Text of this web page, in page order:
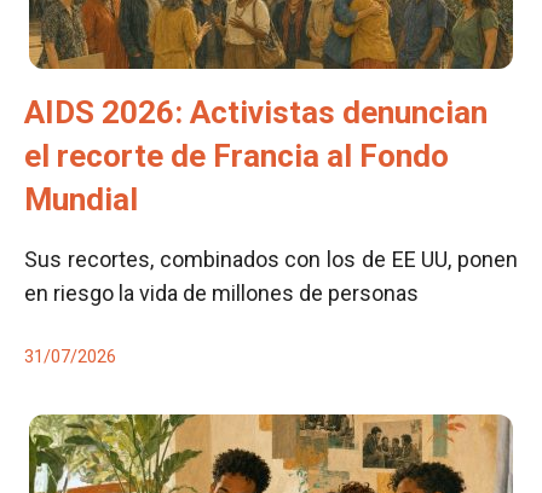
AIDS 2026: Activistas denuncian
el recorte de Francia al Fondo
Mundial
Sus recortes, combinados con los de EE UU, ponen
en riesgo la vida de millones de personas
31/07/2026